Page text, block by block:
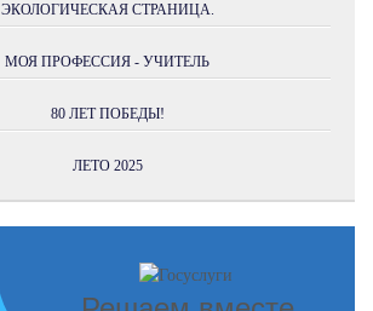
ЭКОЛОГИЧЕСКАЯ СТРАНИЦА.
МОЯ ПРОФЕССИЯ - УЧИТЕЛЬ
80 ЛЕТ ПОБЕДЫ!
ЛЕТО 2025